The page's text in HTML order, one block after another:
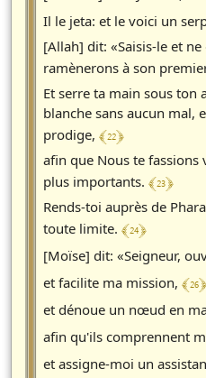
Il le jeta: et le voici un
[Allah] dit: «Saisis-le et
ramènerons à son
Et serre ta main sous ton
blanche sans aucun mal,
prodige, ﴾ 22 ﴿
afin que Nous te fassions
plus importants. ﴾ 23 ﴿
Rends-toi auprès de
toute limite. ﴾ 24 ﴿
[Moïse] dit: «Seigneur,
et facilite ma mission, ﴾ 26 ﴿
et dénoue un nœud en
afin qu'ils comprennent
et assigne-moi un